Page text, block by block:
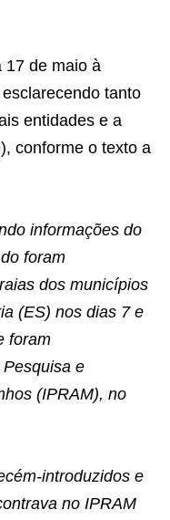
17 de maio à
tanto
entidades e a
conforme o texto a
informações do
foram
dos municípios
(ES) nos dias 7 e
foram
e
(IPRAM), no
introduzidos e
no IPRAM